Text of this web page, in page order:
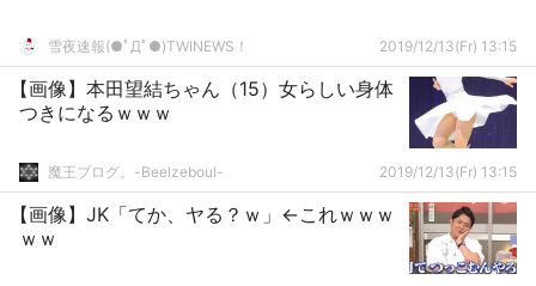
雪夜速報(●ﾟДﾟ●)TWINEWS！ 2019/12/13(Fr) 13:15
【画像】本田望結ちゃん（15）女らしい身体
つきになるｗｗｗ
魔王ブログ。-Beelzeboul- 2019/12/13(Fr) 13:15
【画像】JK「てか、ヤる？ｗ」←これｗｗｗ
ｗｗ